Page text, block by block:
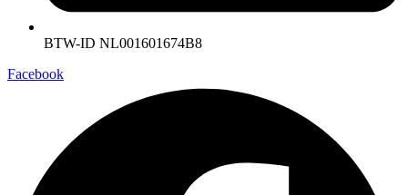
BTW-ID NL001601674B8
Facebook